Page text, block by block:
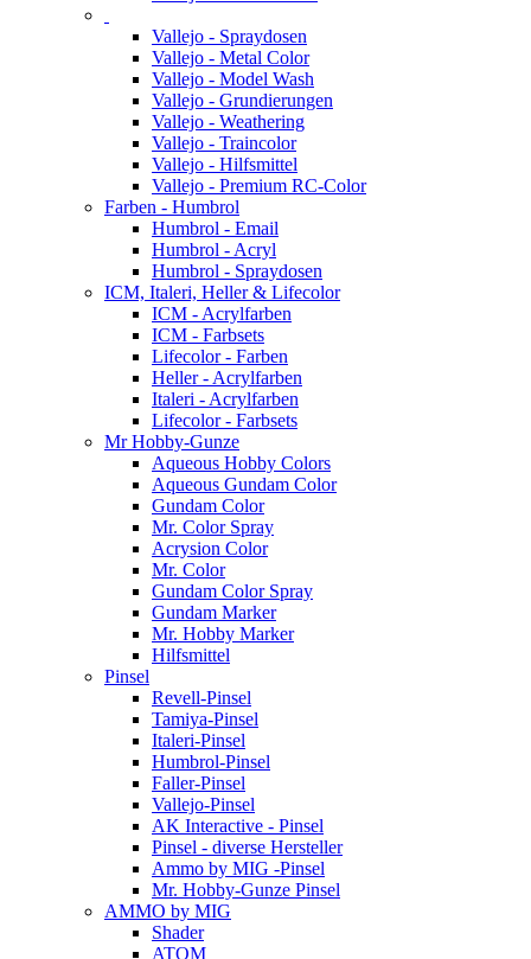
Vallejo - Spraydosen
Vallejo - Metal Color
Vallejo - Model Wash
Vallejo - Grundierungen
Vallejo - Weathering
Vallejo - Traincolor
Vallejo - Hilfsmittel
Vallejo - Premium RC-Color
Farben - Humbrol
Humbrol - Email
Humbrol - Acryl
Humbrol - Spraydosen
ICM, Italeri, Heller & Lifecolor
ICM - Acrylfarben
ICM - Farbsets
Lifecolor - Farben
Heller - Acrylfarben
Italeri - Acrylfarben
Lifecolor - Farbsets
Mr Hobby-Gunze
Aqueous Hobby Colors
Aqueous Gundam Color
Gundam Color
Mr. Color Spray
Acrysion Color
Mr. Color
Gundam Color Spray
Gundam Marker
Mr. Hobby Marker
Hilfsmittel
Pinsel
Revell-Pinsel
Tamiya-Pinsel
Italeri-Pinsel
Humbrol-Pinsel
Faller-Pinsel
Vallejo-Pinsel
AK Interactive - Pinsel
Pinsel - diverse Hersteller
Ammo by MIG -Pinsel
Mr. Hobby-Gunze Pinsel
AMMO by MIG
Shader
ATOM